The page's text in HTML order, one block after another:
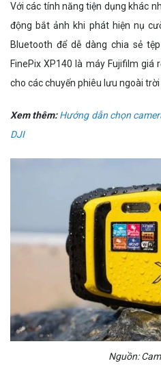
Với các tính năng tiện dụng khác
động bắt ảnh khi phát hiện nụ
Bluetooth để dễ dàng chia sẻ
FinePix XP140 là máy Fujifilm
cho các chuyến phiêu lưu ngoài trời
Xem thêm: Hướng dẫn chọn
DJI
Nguồn: